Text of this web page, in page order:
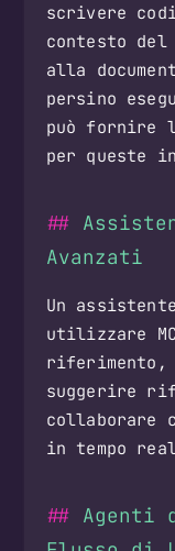
scrivere
contesto del
alla
persino
può fornire
per queste
Avanzati
Un
utilizzare
suggerire
collaborare
in tempo
Agenti